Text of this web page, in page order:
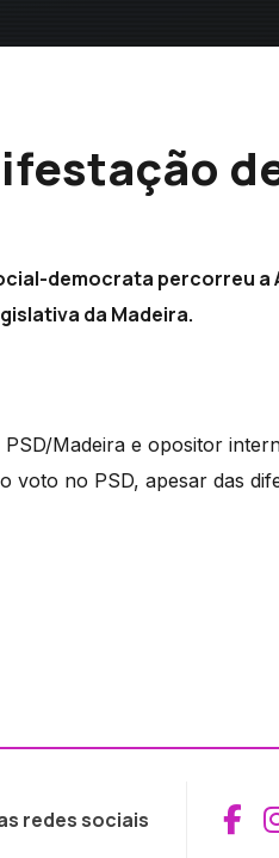
democrata percorreu a
da Madeira.
Madeira e opositor
voto no PSD, apesar das
redes sociais